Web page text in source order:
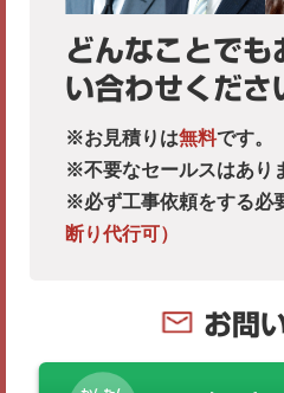
どんなことでも
い合わせくださ
※お見積りは無料です。
※不要なセールスはあり
※必ず工事依頼をする必
断り代行可）
お問